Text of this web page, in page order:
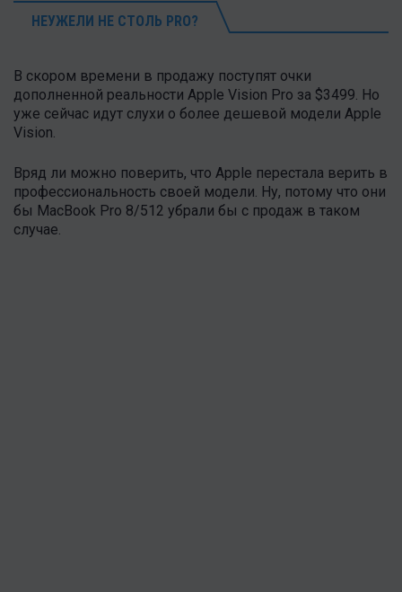
НЕУЖЕЛИ НЕ СТОЛЬ PRO?
В скором времени в продажу поступят очки
дополненной реальности Apple Vision Pro за $3499. Но
уже сейчас идут слухи о более дешевой модели Apple
Vision.
Вряд ли можно поверить, что Apple перестала верить в
профессиональность своей модели. Ну, потому что они
бы MacBook Pro 8/512 убрали бы с продаж в таком
случае.